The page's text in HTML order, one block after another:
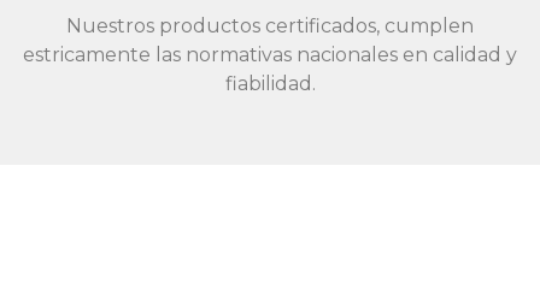
Nuestros productos certificados, cumplen
estricamente las normativas nacionales en calidad y
fiabilidad.